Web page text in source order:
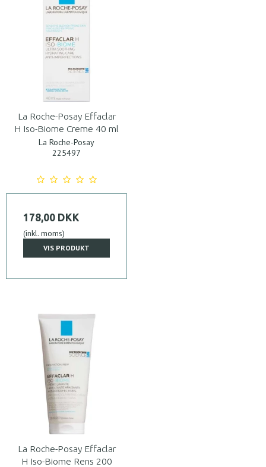
La Roche-Posay Effaclar
H Iso-Biome Creme 40 ml
La Roche-Posay
225497
178,00 DKK
(inkl. moms)
VIS PRODUKT
La Roche-Posay Effaclar
H Iso-Biome Rens 200